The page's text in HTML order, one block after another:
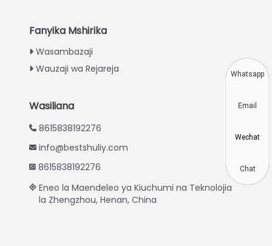
Fanyika Mshirika
Wasambazaji
Wauzaji wa Rejareja
Wasiliana
8615838192276
info@bestshuliy.com
8615838192276
Eneo la Maendeleo ya Kiuchumi na Teknolojia
la Zhengzhou, Henan, China
Portuguese
Russian
Spanish
Chinese
Hindi
Japanese
Vietnamese
Thai
Whatsapp
Email
Wechat
Chat